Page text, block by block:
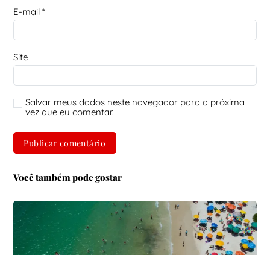
E-mail *
Site
Salvar meus dados neste navegador para a próxima
vez que eu comentar.
Você também pode gostar